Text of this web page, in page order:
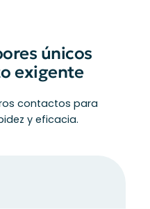
únicos
exigente
contactos para
y eficacia.